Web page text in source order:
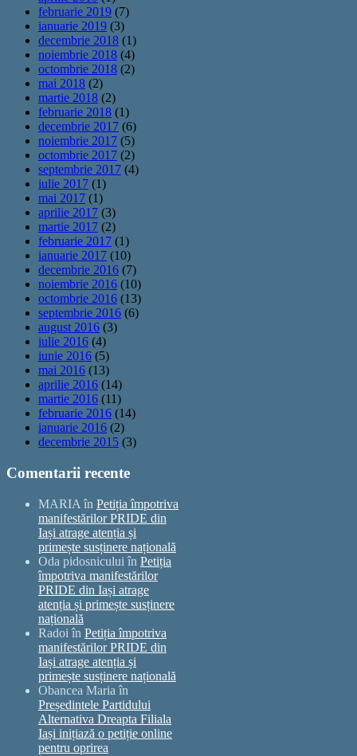
februarie 2019 (7)
ianuarie 2019 (3)
decembrie 2018 (1)
noiembrie 2018 (4)
octombrie 2018 (2)
mai 2018 (2)
martie 2018 (2)
februarie 2018 (1)
decembrie 2017 (6)
noiembrie 2017 (5)
octombrie 2017 (2)
septembrie 2017 (4)
iulie 2017 (1)
mai 2017 (1)
aprilie 2017 (3)
martie 2017 (2)
februarie 2017 (1)
ianuarie 2017 (10)
decembrie 2016 (7)
noiembrie 2016 (10)
octombrie 2016 (13)
septembrie 2016 (6)
august 2016 (3)
iulie 2016 (4)
iunie 2016 (5)
mai 2016 (13)
aprilie 2016 (14)
martie 2016 (11)
februarie 2016 (14)
ianuarie 2016 (2)
decembrie 2015 (3)
Comentarii recente
MARIA în Petiția împotriva
manifestărilor PRIDE din
Iași atrage atenția și
primește susținere națională
Oda pidosnicului în Petiția
împotriva manifestărilor
PRIDE din Iași atrage
atenția și primește susținere
națională
Radoi în Petiția împotriva
manifestărilor PRIDE din
Iași atrage atenția și
primește susținere națională
Obancea Maria în
Președintele Partidului
Alternativa Dreapta Filiala
Iași inițiază o petiție online
pentru oprirea